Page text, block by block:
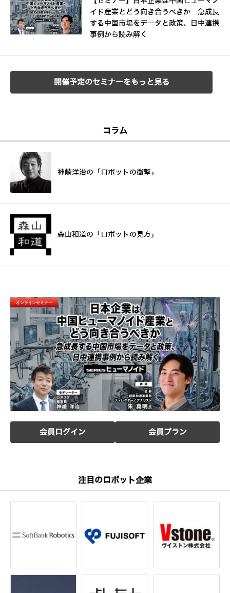
イド産業とどう向き合うべきか 急成長
する中国市場をデータと政策、日中連携
事例から読み解く
開催予定のセミナーをもっと見る
コラム
神崎洋治の「ロボットの衝撃」
森山和道の「ロボットの見方」
会員ログイン 会員プラン
注目のロボット企業